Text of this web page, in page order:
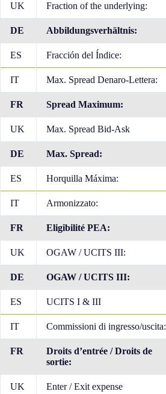
UK Fraction of the underlying:
DE Abbildungsverhältnis:
ES Fracción del Índice:
IT Max. Spread Denaro-Lettera:
FR Spread Maximum:
UK Max. Spread Bid-Ask
DE Max. Spread:
ES Horquilla Máxima:
IT Armonizzato:
FR Eligibilité PEA:
UK OGAW / UCITS III:
DE OGAW / UCITS III:
ES UCITS I & III
IT Commissioni di ingresso/uscita:
FR
Droits d’entrée / Droits de
sortie:
UK Enter / Exit expense